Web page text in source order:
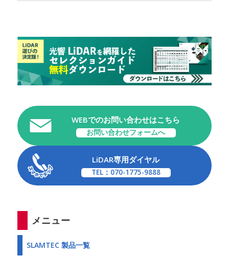
WEBでのお問い合わせはこちら
お問い合わせフォームへ
LiDAR専用ダイヤル
TEL：070-1775-9888
メニュー
SLAMTEC 製品一覧